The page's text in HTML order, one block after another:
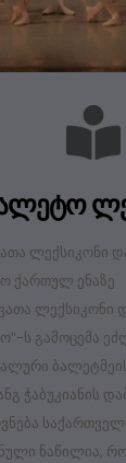
ლექსიკონი
ქართულ ენაზე
ლექსიკონი
ს გამოცემა
ჭაბუკიანის
ნაწილია,